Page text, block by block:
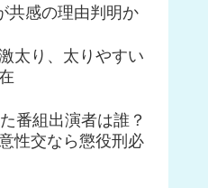
共感の理由判明か
太り、太りやすい
番組出演者は誰？
性交なら懲役刑必